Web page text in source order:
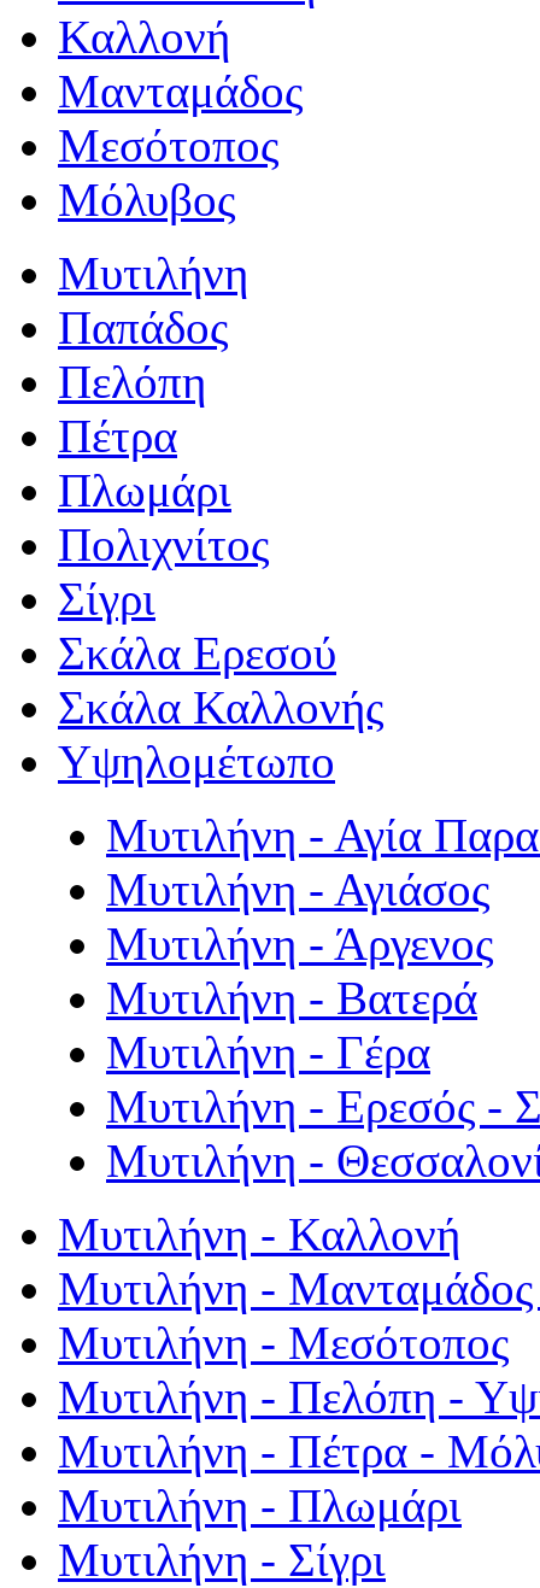
Καλλονή
Μανταμάδος
Μεσότοπος
Μόλυβος
Μυτιλήνη
Παπάδος
Πελόπη
Πέτρα
Πλωμάρι
Πολιχνίτος
Σίγρι
Σκάλα Ερεσού
Σκάλα Καλλονής
Υψηλομέτωπο
Μυτιλήνη - Αγία
Μυτιλήνη - Αγιάσος
Μυτιλήνη - Άργενος
Μυτιλήνη - Βατερά
Μυτιλήνη - Γέρα
Μυτιλήνη - Ερεσός -
Μυτιλήνη -
Μυτιλήνη - Καλλονή
Μυτιλήνη - Μανταμάδος
Μυτιλήνη - Μεσότοπος
Μυτιλήνη - Πελόπη -
Μυτιλήνη - Πέτρα -
Μυτιλήνη - Πλωμάρι
Μυτιλήνη - Σίγρι